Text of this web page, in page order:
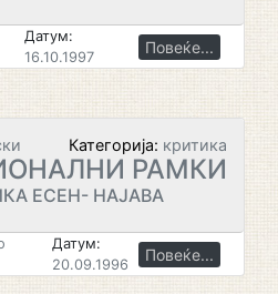
Датум:
16.10.1997
Повеќе...
Категорија: критика
РАМКИ
ЕСЕН- НАЈАВА
Датум:
20.09.1996
Повеќе...